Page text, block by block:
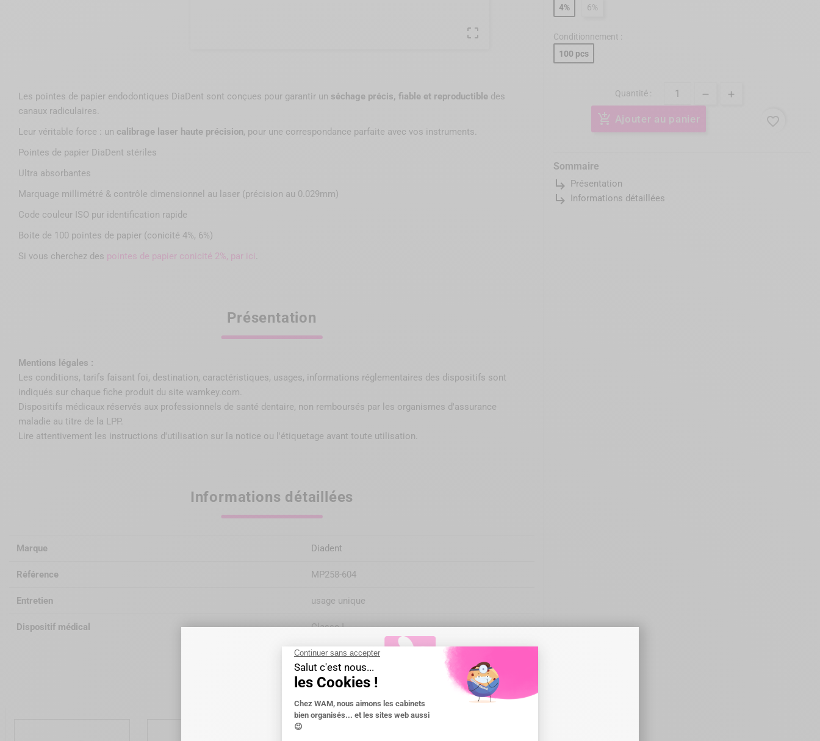
4%
6%
Conditionnement :
100 pcs
Quantité :
add_shopping_cart Ajouter au panier favorite_border
Sommaire
subdirectory_arrow_right Présentation
subdirectory_arrow_right Informations détaillées

Les pointes de papier endodontiques DiaDent sont conçues pour garantir un séchage précis, fiable et reproductible des
canaux radiculaires.
Leur véritable force : un calibrage laser haute précision, pour une correspondance parfaite avec vos instruments.
Pointes de papier DiaDent stériles
Ultra absorbantes
Marquage millimétré & contrôle dimensionnel au laser (précision au 0.029mm)
Code couleur ISO pur identification rapide
Boite de 100 pointes de papier (conicité 4%, 6%)
Si vous cherchez des pointes de papier conicité 2%, par ici.
Présentation
Mentions légales :
Les conditions, tarifs faisant foi, destination, caractéristiques, usages, informations réglementaires des dispositifs sont
indiqués sur chaque fiche produit du site wamkey.com.
Dispositifs médicaux réservés aux professionnels de santé dentaire, non remboursés par les organismes d'assurance
maladie au titre de la LPP.
Lire attentivement les instructions d'utilisation sur la notice ou l'étiquetage avant toute utilisation.
Informations détaillées
Marque Diadent
Référence MP258-604
Entretien usage unique
Dispositif médical Classe I
Vous aimerez aussi 